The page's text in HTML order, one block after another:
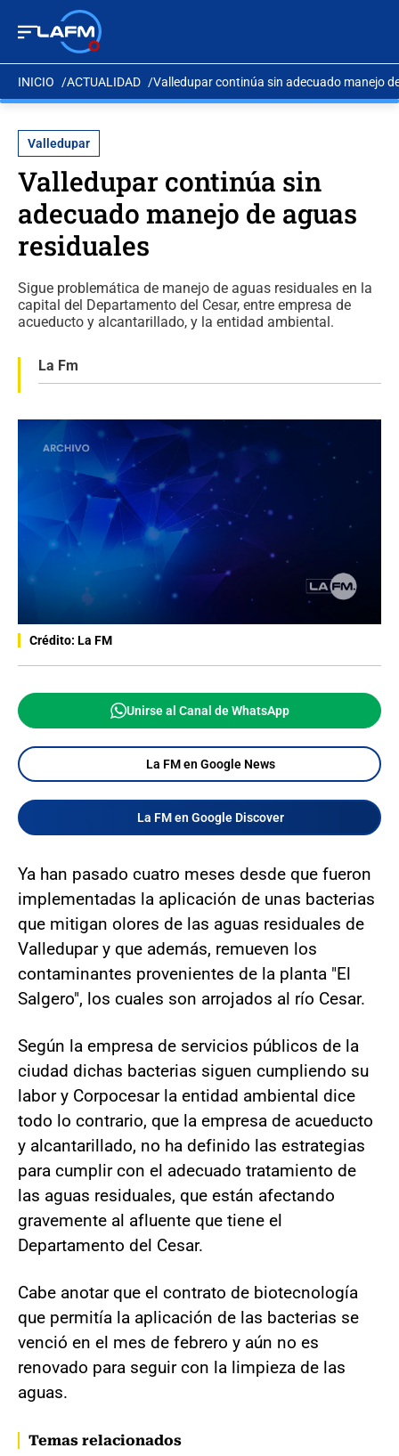
INICIO ACTUALIDAD Valledupar continúa sin adecuado manejo
Valledupar
Valledupar continúa sin
adecuado manejo de aguas
residuales
Sigue problemática de manejo de aguas residuales en la
capital del Departamento del Cesar, entre empresa de
acueducto y alcantarillado, y la entidad ambiental.
La Fm
Crédito: La FM
Unirse al Canal de WhatsApp
La FM en Google News
La FM en Google Discover
Ya han pasado cuatro meses desde que fueron
implementadas la aplicación de unas bacterias
que mitigan olores de las aguas residuales de
Valledupar y que además, remueven los
contaminantes provenientes de la planta "El
Salgero", los cuales son arrojados al río Cesar.
Según la empresa de servicios públicos de la
ciudad dichas bacterias siguen cumpliendo su
labor y Corpocesar la entidad ambiental dice
todo lo contrario, que la empresa de acueducto
y alcantarillado, no ha definido las estrategias
para cumplir con el adecuado tratamiento de
las aguas residuales, que están afectando
gravemente al afluente que tiene el
Departamento del Cesar.
Cabe anotar que el contrato de biotecnología
que permitía la aplicación de las bacterias se
venció en el mes de febrero y aún no es
renovado para seguir con la limpieza de las
aguas.
Temas relacionados